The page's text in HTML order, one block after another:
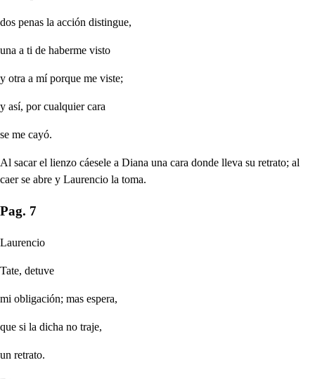
dos penas la acción distingue,
una a ti de haberme visto
y otra a mí porque me viste;
y así, por cualquier cara
se me cayó.
Al sacar el lienzo cáesele a Diana una cara donde lleva su retrato; al
caer se abre y Laurencio la toma.
Pag. 7
Laurencio
Tate, detuve
mi obligación; mas espera,
que si la dicha no traje,
un retrato.